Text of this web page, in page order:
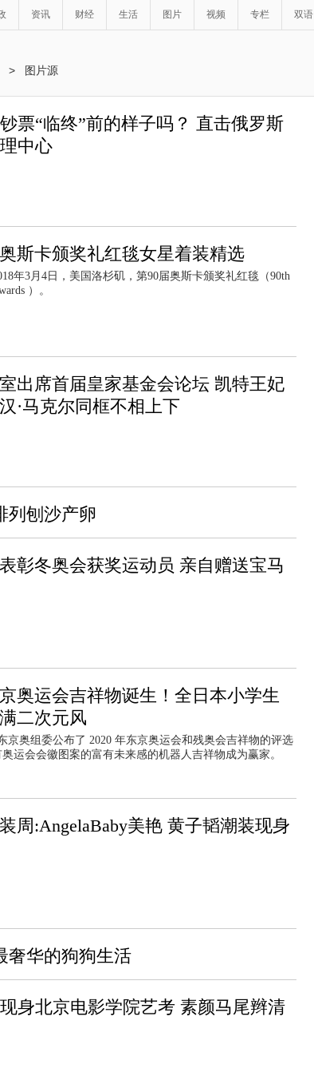
资讯 财经 生活 图片 视频 专栏 双语
> 图片源
票“临终”前的样子吗？ 直击俄罗斯
中心
斯卡颁奖礼红毯女星着装精选
年3月4日，美国洛杉矶，第90届奥斯卡颁奖礼红毯（90th
）。
出席首届皇家基金会论坛 凯特王妃
·马克尔同框不相上下
列刨沙产卵
彰冬奥会获奖运动员 亲自赠送宝马
奥运会吉祥物诞生！全日本小学生
二次元风
京奥组委公布了 2020 年东京奥运会和残奥会吉祥物的评选
运会会徽图案的富有未来感的机器人吉祥物成为赢家。
周:AngelaBaby美艳 黄子韬潮装现身
奢华的狗狗生活
身北京电影学院艺考 素颜马尾辫清